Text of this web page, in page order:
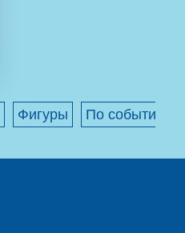
Фигуры По событиям